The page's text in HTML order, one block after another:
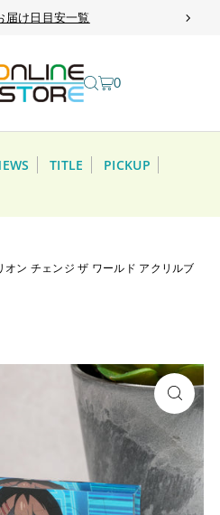
届け日目安一覧
0
TITLE PICKUP
オン チェンジ ザ ワールド アクリルブ